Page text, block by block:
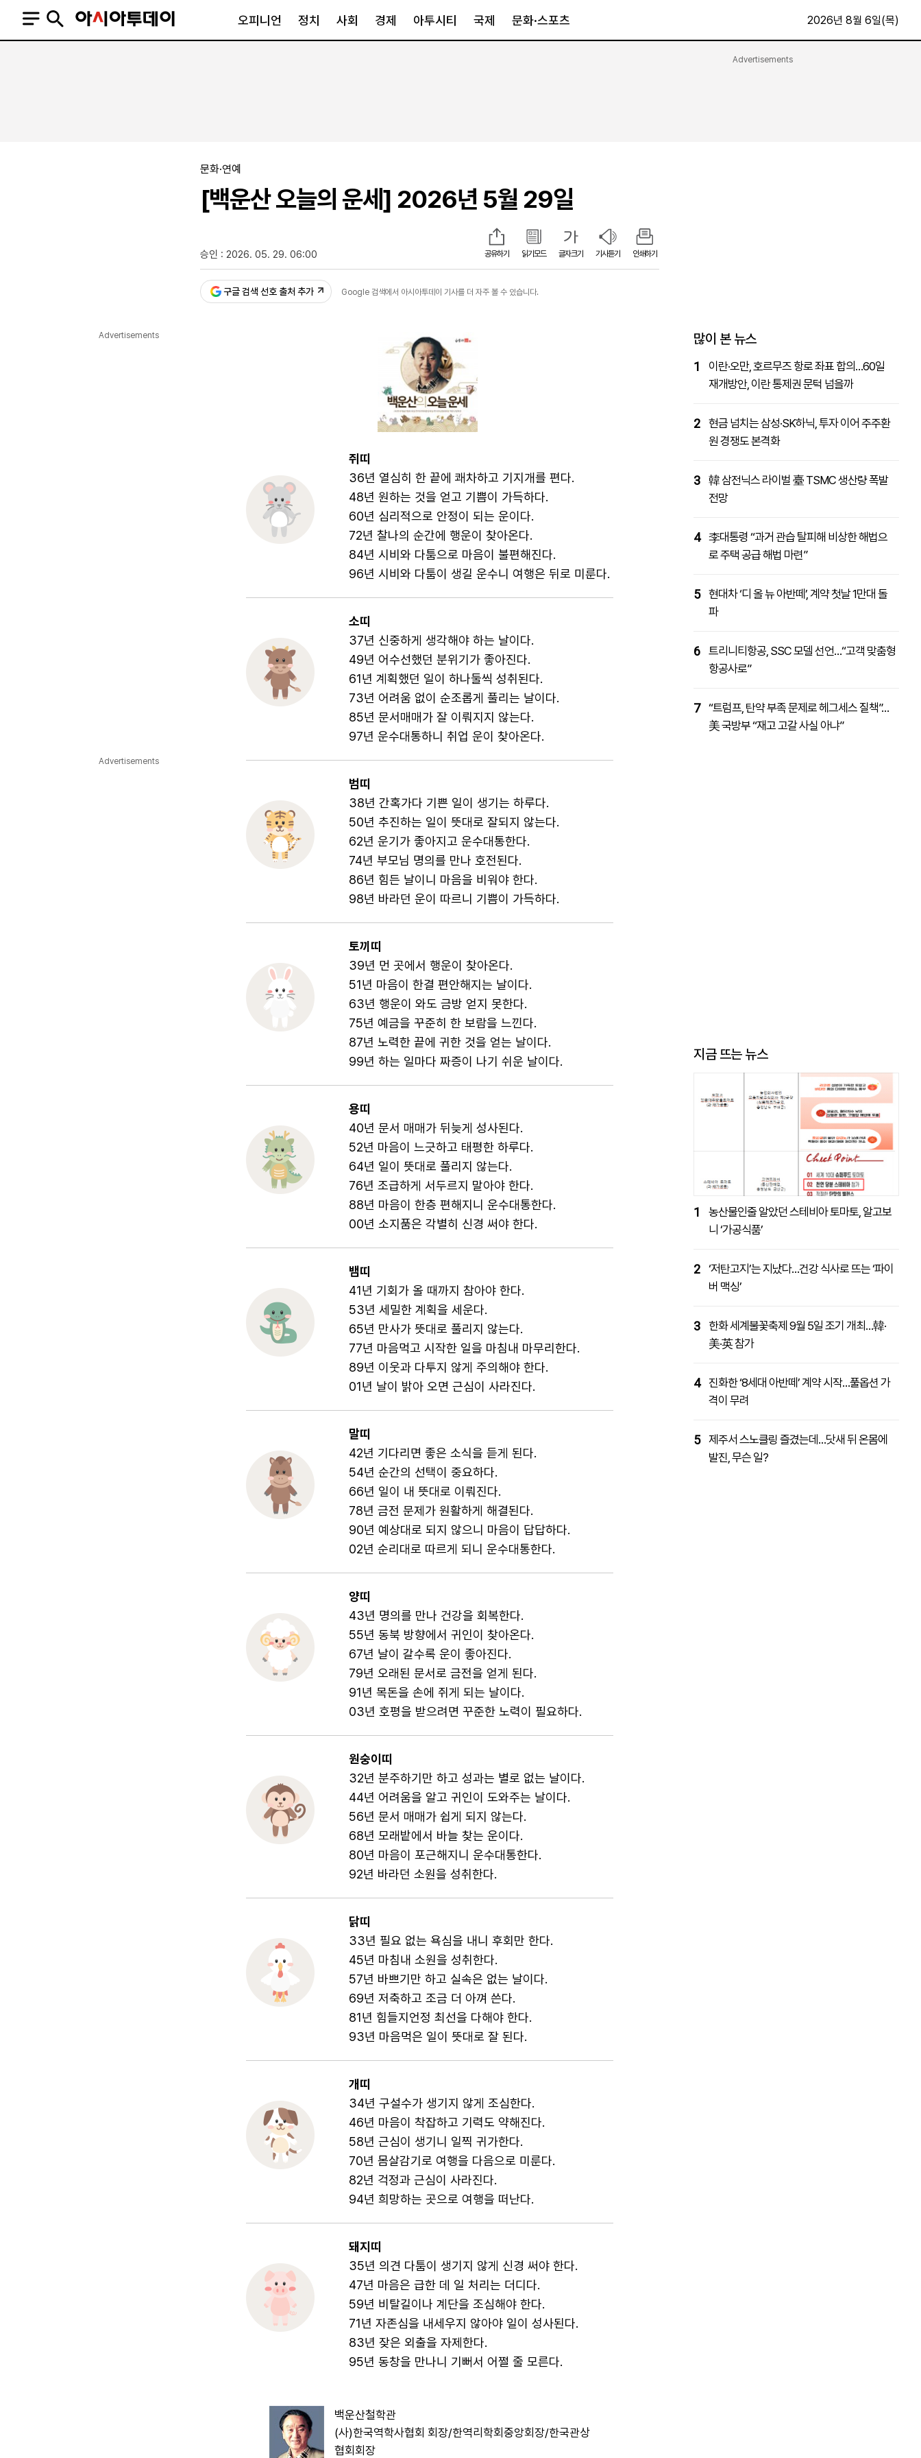
보건·의학
부동산
호남
중동·아프리카
아투TV(유튜브) 페이스북 인스타그램
ENGLISH 中文 마켓파워 아투TV
오피니언 정치 사회 경제 아투시티 국제 문화·스포츠 2026년 8월 6일(목)
Advertisements
문화·연예
[백운산 오늘의 운세] 2026년 5월 29일
공유하기 읽기모드 글자크기 기사듣기 인쇄하기
승인 : 2026. 05. 29. 06:00
구글 검색 선호 출처 추가 Google 검색에서 아시아투데이 기사를 더 자주 볼 수 있습니다.
Advertisements
Advertisements
쥐띠
36년 열심히 한 끝에 쾌차하고 기지개를 편다.
48년 원하는 것을 얻고 기쁨이 가득하다.
60년 심리적으로 안정이 되는 운이다.
72년 찰나의 순간에 행운이 찾아온다.
84년 시비와 다툼으로 마음이 불편해진다.
96년 시비와 다툼이 생길 운수니 여행은 뒤로 미룬다.
소띠
37년 신중하게 생각해야 하는 날이다.
49년 어수선했던 분위기가 좋아진다.
61년 계획했던 일이 하나둘씩 성취된다.
73년 어려움 없이 순조롭게 풀리는 날이다.
85년 문서매매가 잘 이뤄지지 않는다.
97년 운수대통하니 취업 운이 찾아온다.
범띠
38년 간혹가다 기쁜 일이 생기는 하루다.
50년 추진하는 일이 뜻대로 잘되지 않는다.
62년 운기가 좋아지고 운수대통한다.
74년 부모님 명의를 만나 호전된다.
86년 힘든 날이니 마음을 비워야 한다.
98년 바라던 운이 따르니 기쁨이 가득하다.
토끼띠
39년 먼 곳에서 행운이 찾아온다.
51년 마음이 한결 편안해지는 날이다.
63년 행운이 와도 금방 얻지 못한다.
75년 예금을 꾸준히 한 보람을 느낀다.
87년 노력한 끝에 귀한 것을 얻는 날이다.
99년 하는 일마다 짜증이 나기 쉬운 날이다.
용띠
40년 문서 매매가 뒤늦게 성사된다.
52년 마음이 느긋하고 태평한 하루다.
64년 일이 뜻대로 풀리지 않는다.
76년 조급하게 서두르지 말아야 한다.
88년 마음이 한층 편해지니 운수대통한다.
00년 소지품은 각별히 신경 써야 한다.
뱀띠
41년 기회가 올 때까지 참아야 한다.
53년 세밀한 계획을 세운다.
65년 만사가 뜻대로 풀리지 않는다.
77년 마음먹고 시작한 일을 마침내 마무리한다.
89년 이웃과 다투지 않게 주의해야 한다.
01년 날이 밝아 오면 근심이 사라진다.
말띠
42년 기다리면 좋은 소식을 듣게 된다.
54년 순간의 선택이 중요하다.
66년 일이 내 뜻대로 이뤄진다.
78년 금전 문제가 원활하게 해결된다.
90년 예상대로 되지 않으니 마음이 답답하다.
02년 순리대로 따르게 되니 운수대통한다.
양띠
43년 명의를 만나 건강을 회복한다.
55년 동북 방향에서 귀인이 찾아온다.
67년 날이 갈수록 운이 좋아진다.
79년 오래된 문서로 금전을 얻게 된다.
91년 목돈을 손에 쥐게 되는 날이다.
03년 호평을 받으려면 꾸준한 노력이 필요하다.
원숭이띠
32년 분주하기만 하고 성과는 별로 없는 날이다.
44년 어려움을 알고 귀인이 도와주는 날이다.
56년 문서 매매가 쉽게 되지 않는다.
68년 모래밭에서 바늘 찾는 운이다.
80년 마음이 포근해지니 운수대통한다.
92년 바라던 소원을 성취한다.
닭띠
33년 필요 없는 욕심을 내니 후회만 한다.
45년 마침내 소원을 성취한다.
57년 바쁘기만 하고 실속은 없는 날이다.
69년 저축하고 조금 더 아껴 쓴다.
81년 힘들지언정 최선을 다해야 한다.
93년 마음먹은 일이 뜻대로 잘 된다.
개띠
34년 구설수가 생기지 않게 조심한다.
46년 마음이 착잡하고 기력도 약해진다.
58년 근심이 생기니 일찍 귀가한다.
70년 몸살감기로 여행을 다음으로 미룬다.
82년 걱정과 근심이 사라진다.
94년 희망하는 곳으로 여행을 떠난다.
돼지띠
35년 의견 다툼이 생기지 않게 신경 써야 한다.
47년 마음은 급한 데 일 처리는 더디다.
59년 비탈길이나 계단을 조심해야 한다.
71년 자존심을 내세우지 않아야 일이 성사된다.
83년 잦은 외출을 자제한다.
95년 동창을 만나니 기뻐서 어쩔 줄 모른다.
백운산철학관
(사)한국역학사협회 회장/한역리학회중앙회장/한국관상
협회회장
많이 본 뉴스
1
이란·오만, 호르무즈 항로 좌표 합의…60일
재개방안, 이란 통제권 문턱 넘을까
2 현금 넘치는 삼성·SK하닉, 투자 이어 주주환
원 경쟁도 본격화
3 韓 삼전닉스 라이벌 臺 TSMC 생산량 폭발
전망
4 李대통령 “과거 관습 탈피해 비상한 해법으
로 주택 공급 해법 마련”
5 현대차 ‘디 올 뉴 아반떼’, 계약 첫날 1만대 돌
파
6 트리니티항공, SSC 모델 선언…“고객 맞춤형
항공사로”
7 “트럼프, 탄약 부족 문제로 헤그세스 질책”…
美 국방부 “재고 고갈 사실 아냐”
지금 뜨는 뉴스
1
농산물인줄 알았던 스테비아 토마토, 알고보
니 ‘가공식품’
2 ‘저탄고지’는 지났다…건강 식사로 뜨는 ‘파이
버 맥싱’
3
한화 세계불꽃축제 9월 5일 조기 개최…韓·
美·英 참가
4 진화한 ‘8세대 아반떼’ 계약 시작…풀옵션 가
격이 무려
5 제주서 스노클링 즐겼는데…닷새 뒤 온몸에
발진, 무슨 일?